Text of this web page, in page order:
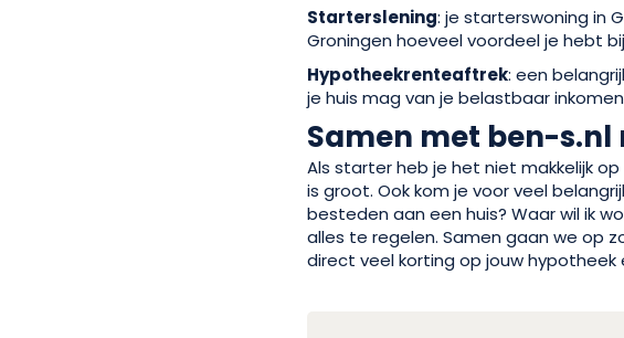
Starterslening: je starterswoning in
Groningen hoeveel voordeel je hebt
Hypotheekrenteaftrek: een
je huis mag van je belastbaar
Samen met ben-
Als starter heb je het niet makkelijk
is groot. Ook kom je voor veel
besteden aan een huis? Waar wil ik
alles te regelen. Samen gaan we op
direct veel korting op jouw